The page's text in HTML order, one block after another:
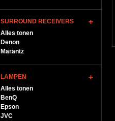
SURROUND RECEIVERS
Alles tonen
Denon
Marantz
LAMPEN
Alles tonen
BenQ
Epson
JVC